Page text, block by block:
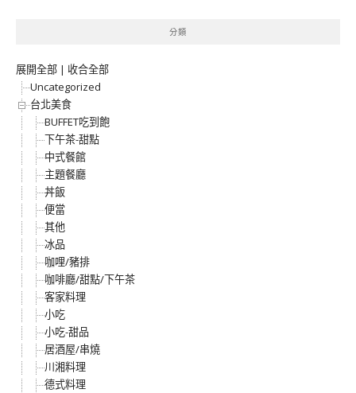
分類
展開全部 | 收合全部
Uncategorized
台北美食
BUFFET吃到飽
下午茶-甜點
中式餐館
主題餐廳
丼飯
便當
其他
冰品
咖哩/豬排
咖啡廳/甜點/下午茶
客家料理
小吃
小吃-甜品
居酒屋/串燒
川湘料理
德式料理